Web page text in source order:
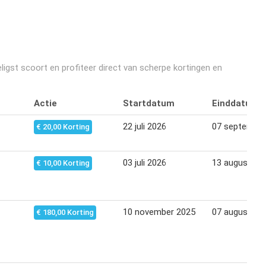
scoort en profiteer direct van scherpe kortingen en
Actie Startdatum Einddatum
€ 20,00 Korting 22 juli 2026 07
€ 10,00 Korting 03 juli 2026 13 augustus
€ 180,00 Korting 10 november 2025 07 augustus